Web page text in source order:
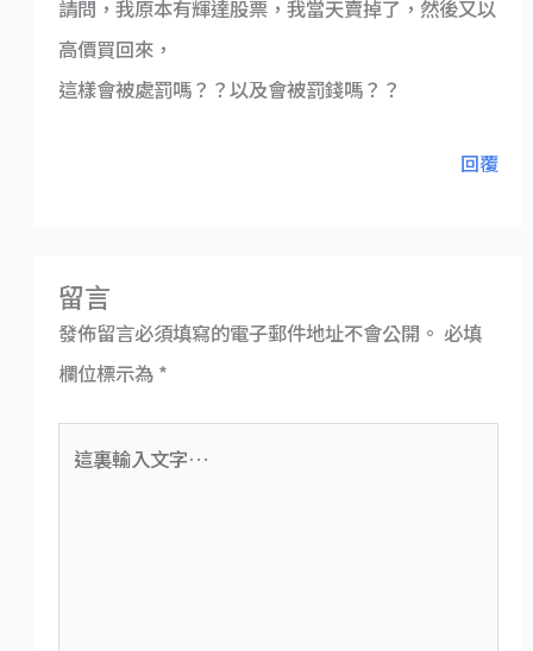
請問，我原本有輝達股票，我當天賣掉了，然後又以
高價買回來，
這樣會被處罰嗎？？以及會被罰錢嗎？？
回覆
留言
發佈留言必須填寫的電子郵件地址不會公開。 必填
欄位標示為 *